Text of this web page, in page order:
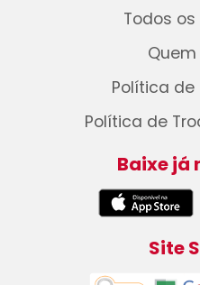
Todos
Política
Política de
Baixe já
Site